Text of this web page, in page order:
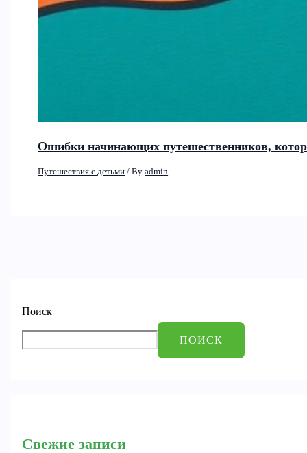
Поиск
ПОИСК
Свежие записи
Ошибки начинающих путешественников,
Путешествия с детьми / Byadmin